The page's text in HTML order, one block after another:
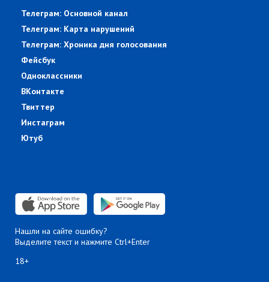
Телеграм: Основной канал
Телеграм: Карта нарушений
Телеграм: Хроника дня голосования
Фейсбук
Одноклассники
ВКонтакте
Твиттер
Инстаграм
Ютуб
Нашли на сайте ошибку?
Выделите текст и нажмите Ctrl+Enter
18+